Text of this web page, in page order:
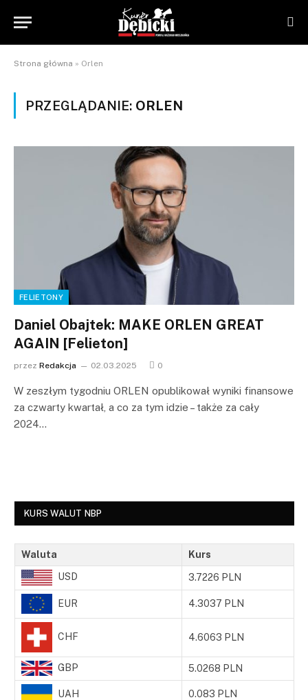
Strona główna » Orlen
PRZEGLĄDANIE: ORLEN
FELIETONY
Daniel Obajtek: MAKE ORLEN GREAT
AGAIN [Felieton]
przez Redakcja 02.03.2025 0
W zeszłym tygodniu ORLEN opublikował wyniki finansowe
za czwarty kwartał, a co za tym idzie – także za cały
2024…
KURS WALUT NBP
Waluta Kurs
USD 3.7226 PLN
EUR 4.3037 PLN
CHF 4.6063 PLN
GBP 5.0268 PLN
UAH 0.083 PLN